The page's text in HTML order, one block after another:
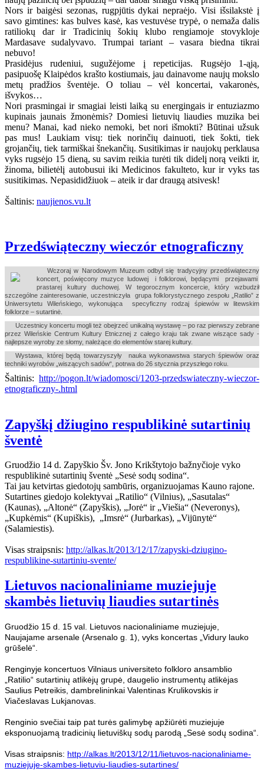
Nors ir baigėsi sezonas, rugpjūtis dykai nepraėjo. Visi išsilakstė į
savo gimtines: kas bulves kasė, kas vestuvėse trypė, o nemaža dalis
ratiliokų dar ir Tradicinių šokių klubo rengiamoje stovykloje
Mardasave sudalyvavo. Trumpai tariant – vasara biedna tikrai
nebuvo!
Prasidėjus rudeniui, sugužėjome į repeticijas. Rugsėjo 1-ąją,
pasipuošę Klaipėdos krašto kostiumais, jau dainavome naujų mokslo
metų pradžios šventėje. O toliau – vėl koncertai, vakaronės,
išvykos…
Nori prasmingai ir smagiai leisti laiką su energingais ir entuziazmo
kupinais jaunais žmonėmis? Domiesi lietuvių liaudies muzika bei
menu? Manai, kad nieko nemoki, bet nori išmokti? Būtinai užsuk
pas mus! Laukiam visų: tiek norinčių dainuoti, tiek šokti, tiek
grojančių, tiek tarmiškai šnekančių. Susitikimas ir naujokų perklausa
vyks rugsėjo 15 dieną, su savim reikia turėti tik didelį norą veikti ir,
žinoma, bilietėlį autobusui iki Medicinos fakulteto, kur ir vyks tas
susitikimas. Nepasididžiuok – ateik ir dar draugą atsivesk!
Šaltinis: naujienos.vu.lt
Przedświąteczny wieczór etnograficzny
Wczoraj w Narodowym Muzeum odbył się tradycyjny przedświąteczny
koncert, poświęcony muzyce ludowej i folklorowi, będącymi przejawami
prastarej kultury duchowej. W tegorocznym koncercie, który wzbudził
szczególne zainteresowanie, uczestniczyła grupa folklorystycznego zespołu „Ratilio” z
Uniwersytetu Wileńskiego, wykonująca specyficzny rodzaj śpiewów w litewskim
folklorze – sutartinė.
Uczestnicy koncertu mogli też obejrzeć unikalną wystawę – po raz pierwszy zebrane
przez Wileńskie Centrum Kultury Etnicznej z całego kraju tak zwane wiszące sady -
najlepsze wyroby ze słomy, należące do elementów starej kultury.
Wystawa, której będą towarzyszyły nauka wykonawstwa starych śpiewów oraz
techniki wyrobów „wiszących sadów“, potrwa do 26 stycznia przyszłego roku.
Šaltinis: http://pogon.lt/wiadomosci/1203-przedswiateczny-wieczor-
etnograficzny-.html
Zapyškį džiugino respublikinė sutartinių
šventė
Gruodžio 14 d. Zapyškio Šv. Jono Krikštytojo bažnyčioje vyko
respublikinė sutartinių šventė „Sesė sodų sodina“.
Tai jau ketvirtas giedotojų sambūris, organizuojamas Kauno rajone.
Sutartines giedojo kolektyvai „Ratilio“ (Vilnius), „Sasutalas“
(Kaunas), „Altonė“ (Zapyškis), „Jorė“ ir „Viešia“ (Neveronys),
„Kupkėmis“ (Kupiškis), „Imsrė“ (Jurbarkas), „Vijūnytė“
(Salamiestis).
Visas straipsnis: http://alkas.lt/2013/12/17/zapyski-dziugino-
respublikine-sutartiniu-svente/
Lietuvos nacionaliniame muziejuje
skambės lietuvių liaudies sutartinės
Gruodžio 15 d. 15 val. Lietuvos nacionaliniame muziejuje,
Naujajame arsenale (Arsenalo g. 1), vyks koncertas „Vidury lauko
grūšelė“.
Renginyje koncertuos Vilniaus universiteto folkloro ansamblio
„Ratilio“ sutartinių atlikėjų grupė, daugelio instrumentų atlikėjas
Saulius Petreikis, dambrelininkai Valentinas Krulikovskis ir
Viačeslavas Lukjanovas.
Renginio svečiai taip pat turės galimybę apžiūrėti muziejuje
eksponuojamą tradicinių lietuviškų sodų parodą „Sesė sodų sodina“.
Visas straipsnis: http://alkas.lt/2013/12/11/lietuvos-nacionaliniame-
muziejuje-skambes-lietuviu-liaudies-sutartines/